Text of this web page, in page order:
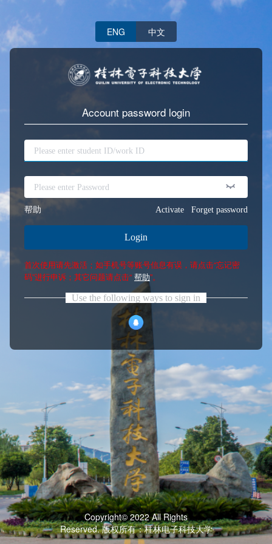
ENG 中文
Account password login
帮助 Activate Forget password
Login
首次使用请先激活；如手机号等账号信息有误，请点击“忘记密
码”进行申诉；其它问题请点击“ 帮助”。
Use the following ways to sign in
Copyright© 2022 All Rights
Reserved. 版权所有：桂林电子科技大学